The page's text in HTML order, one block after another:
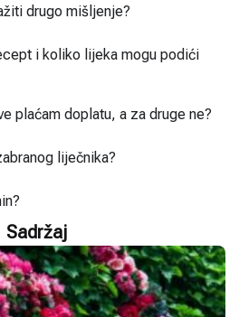
drugo mišljenje?
i koliko lijeka mogu podići
plaćam doplatu, a za druge ne?
liječnika?
Sadržaj